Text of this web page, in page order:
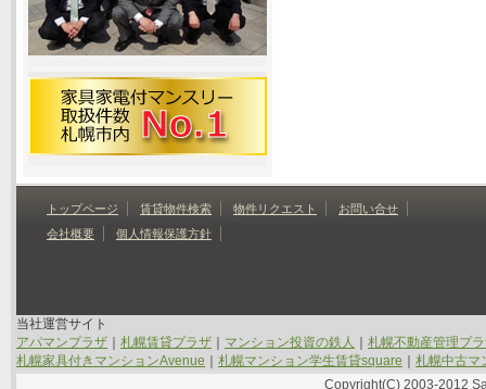
トップページ 賃貸物件検索 物件リクエスト
お問い合せ
会社概要
個人情報保護方針
当社運営サイト
アパマンプラザ
札幌賃貸プラザ マンション投資の鉄人
札幌不動産管理プ
札幌家具付きマンションAvenue
札幌マンション学生賃貸square
札幌中古マ
Copyright(C) 2003-2012